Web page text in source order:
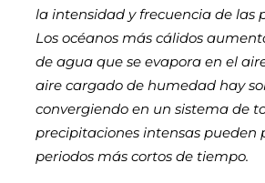
la intensidad y frecuencia de las
Los océanos más cálidos
de agua que se evapora en el
aire cargado de humedad hay
convergiendo en un sistema de
precipitaciones intensas pueden
periodos más cortos de tiempo.